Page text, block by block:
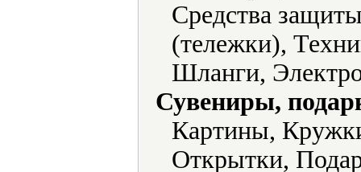
Средства
(тележки),
Шланги,
Сувениры,
Картины,
Открытки,